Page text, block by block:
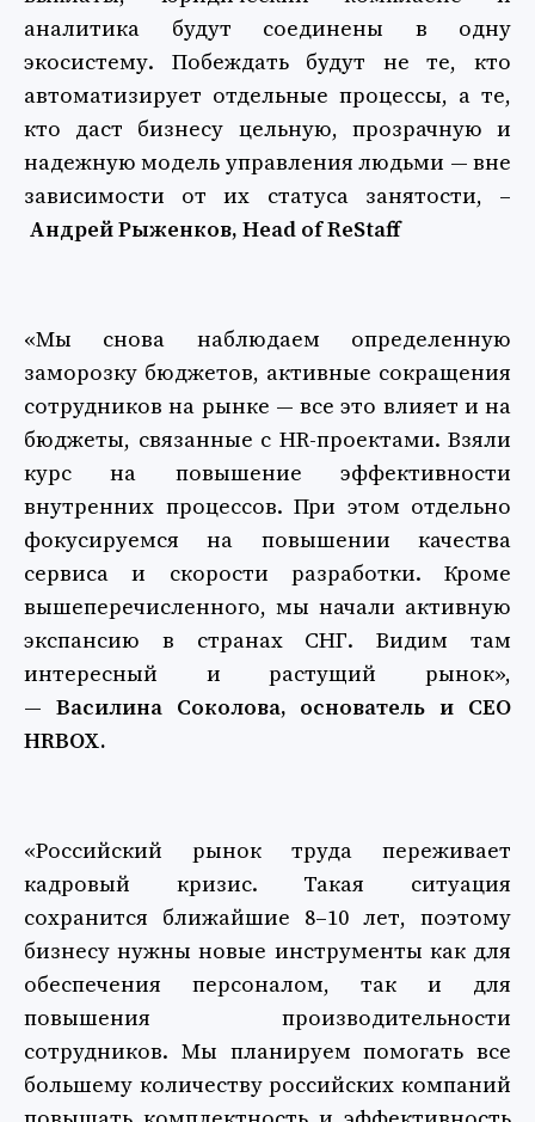
аналитика будут соединены в одну
экосистему. Побеждать будут не те, кто
автоматизирует отдельные процессы, а те,
кто даст бизнесу цельную, прозрачную и
надежную модель управления людьми — вне
зависимости от их статуса занятости, –
Андрей Рыженков, Head of ReStaff
«Мы снова наблюдаем определенную
заморозку бюджетов, активные сокращения
сотрудников на рынке — все это влияет и на
бюджеты, связанные с HR-проектами. Взяли
курс на повышение эффективности
внутренних процессов. При этом отдельно
фокусируемся на повышении качества
сервиса и скорости разработки. Кроме
вышеперечисленного, мы начали активную
экспансию в странах СНГ. Видим там
интересный и растущий рынок»,
— Василина Соколова, основатель и СЕО
HRBOX.
«Российский рынок труда переживает
кадровый кризис. Такая ситуация
сохранится ближайшие 8–10 лет, поэтому
бизнесу нужны новые инструменты как для
обеспечения персоналом, так и для
повышения производительности
сотрудников. Мы планируем помогать все
большему количеству российских компаний